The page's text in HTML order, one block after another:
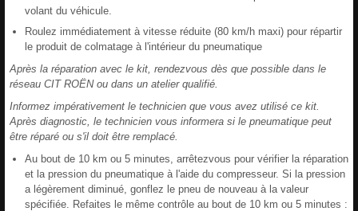
volant du véhicule.
Roulez immédiatement à vitesse réduite (80 km/h maxi) pour répartir
le produit de colmatage à l'intérieur du pneumatique
Après la réparation avec le kit, rendezvous dès que possible dans le
réseau CIT ROËN ou dans un atelier qualifié.
Informez impérativement le technicien que vous avez utilisé ce kit.
Après diagnostic, le technicien vous informera si le pneumatique peut
être réparé ou s'il doit être remplacé.
Au bout de 10 km ou 5 minutes, arrêtezvous pour vérifier la réparation
et la pression du pneumatique à l'aide du compresseur. Si la pression
a légèrement diminué, gonflez le pneu de nouveau à la valeur
spécifiée. Refaites le même contrôle au bout de 10 km ou 5 minutes :